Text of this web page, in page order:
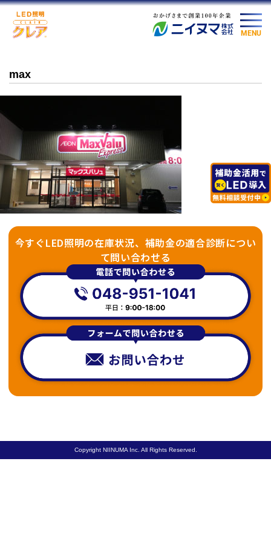
MENU
max
今すぐLED照明の在庫状況、補助金の適合診断につい
て問い合わせる
Copyright NIINUMA Inc. All Rights Reserved.